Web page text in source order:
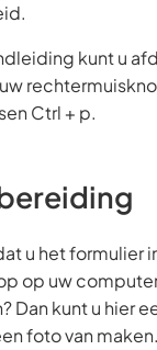
kunt u
Ctrl + p.
u het formulier
op uw
Dan kunt u hier
foto van